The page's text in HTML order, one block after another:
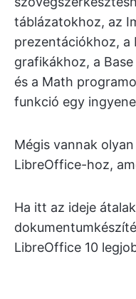
táblázatokhoz, az
prezentációkhoz, a
grafikákhoz, a
és a Math
funkció egy
Mégis vannak
LibreOffice-hoz,
Ha itt az ideje
LibreOffice 10